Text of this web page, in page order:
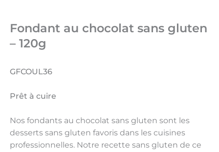
Fondant au chocolat sans gluten
– 120g
GFCOUL36
Prêt à cuire
Nos fondants au chocolat sans gluten sont les
desserts sans gluten favoris dans les cuisines
professionnelles. Notre recette sans gluten de ce